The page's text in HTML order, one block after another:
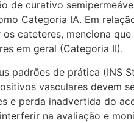
de curativo
Categoria IA. Em
os cateteres, menciona
em geral (Categoria II).
padrões de prática (INS
vasculares devem
e perda inadvertida do
na avaliação e